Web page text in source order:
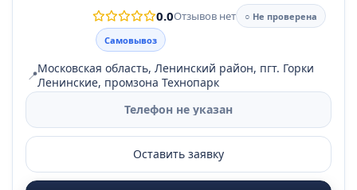
0.0Отзывов нет
○ Не проверена
Самовывоз
📍Московская область, Ленинский район, пгт. Горки
Ленинские, промзона Технопарк
Телефон не указан
Оставить заявку